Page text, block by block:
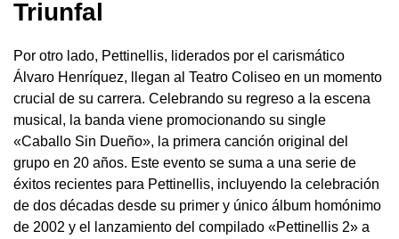
Triunfal
Por otro lado, Pettinellis, liderados por el carismático
Álvaro Henríquez, llegan al Teatro Coliseo en un momento
crucial de su carrera. Celebrando su regreso a la escena
musical, la banda viene promocionando su single
«Caballo Sin Dueño», la primera canción original del
grupo en 20 años. Este evento se suma a una serie de
éxitos recientes para Pettinellis, incluyendo la celebración
de dos décadas desde su primer y único álbum homónimo
de 2002 y el lanzamiento del compilado «Pettinellis 2» a